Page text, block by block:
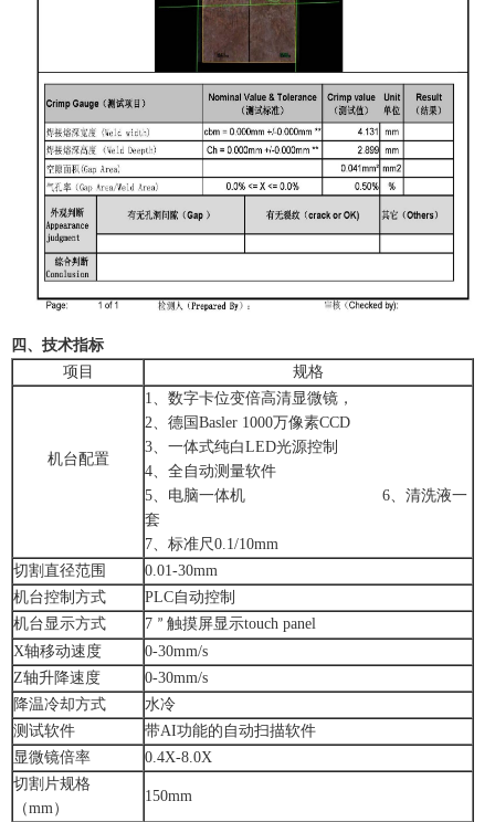
四、技术指标
项目
规格
机台配置
1、数字卡位变倍高清显微镜，
2、 德国 Basler 1000万像素CCD
3、一体式纯白LED光源控制
4、全自动测量软件
5、电脑一体机 6、清洗液一
套
7、标准尺0.1/10mm
切割直径范围
0.01-30mm
机台控制 方式 PLC自动控制
机台显示方式 7 ” 触摸屏显示touch panel
X轴移动速度
0-30mm/s
Z轴升降速度
0-30mm/s
降温冷却方式
水冷
测试软件
带AI功能的 自动扫描软件
显微镜倍率
0.4X-8.0X
切割片规格
（mm）
150mm